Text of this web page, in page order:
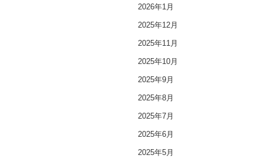
2026年1月
2025年12月
2025年11月
2025年10月
2025年9月
2025年8月
2025年7月
2025年6月
2025年5月